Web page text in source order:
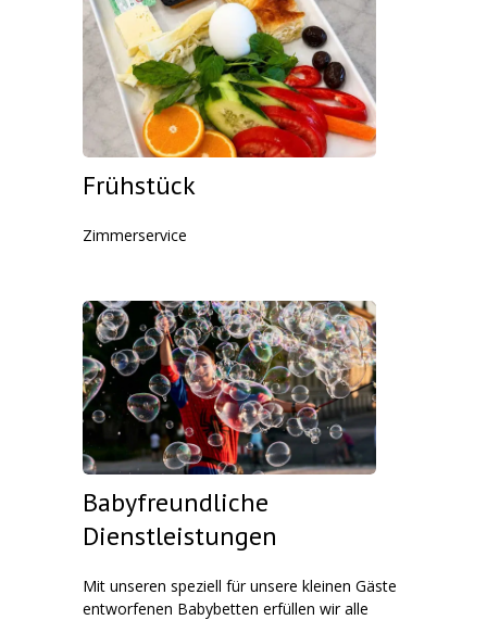
Frühstück
Zimmerservice
Babyfreundliche
Dienstleistungen
Mit unseren speziell für unsere kleinen Gäste
entworfenen Babybetten erfüllen wir alle